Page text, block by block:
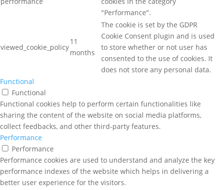
"Performance".
viewed_cookie_policy
11
months
The cookie is set by the GDPR
Cookie Consent plugin and is used
to store whether or not user has
consented to the use of cookies. It
does not store any personal data.
Functional
Functional
Functional cookies help to perform certain functionalities like
sharing the content of the website on social media platforms,
collect feedbacks, and other third-party features.
Performance
Performance
Performance cookies are used to understand and analyze the key
performance indexes of the website which helps in delivering a
better user experience for the visitors.